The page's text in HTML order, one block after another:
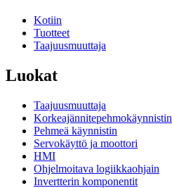
Kotiin
Tuotteet
Taajuusmuuttaja
Luokat
Taajuusmuuttaja
Korkeajännitepehmokäynnistin
Pehmeä käynnistin
Servokäyttö ja moottori
HMI
Ohjelmoitava logiikkaohjain
Invertterin komponentit